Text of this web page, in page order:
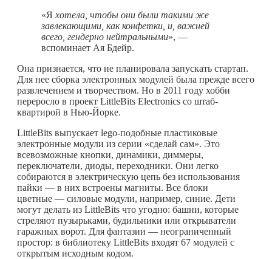
«Я хотела, чтобы они были такими же
завлекающими, как конфетки, и, важней
всего, гендерно нейтральными», —
вспоминает Ая Бдейр.
Она признается, что не планировала запускать стартап.
Для нее сборка электронных модулей была прежде всего
развлечением и творчеством. Но в 2011 году хобби
переросло в проект LittleBits Electronics со штаб-
квартирой в Нью-Йорке.
LittleBits выпускает lego-подобные пластиковые
электронные модули из серии «сделай сам». Это
всевозможные кнопки, динамики, диммеры,
переключатели, диоды, переходники. Они легко
собираются в электрическую цепь без использования
пайки — в них встроены магниты. Все блоки
цветные — силовые модули, например, синие. Дети
могут делать из LittleBits что угодно: башни, которые
стреляют пузырьками, будильники или открыватели
гаражных ворот. Для фантазии — неограниченный
простор: в библиотеку LittleBits входят 67 модулей с
открытым исходным кодом.